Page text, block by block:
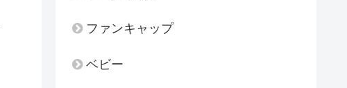
ファンキャップ
ベビー